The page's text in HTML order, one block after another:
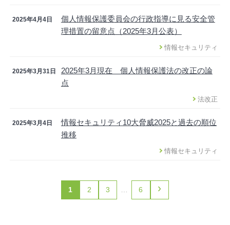
2025年4月4日
個人情報保護委員会の行政指導に見る安全管
理措置の留意点（2025年3月公表）
情報セキュリティ
2025年3月31日
2025年3月現在 個人情報保護法の改正の論
点
法改正
2025年3月4日
情報セキュリティ10大脅威2025と過去の順位
推移
情報セキュリティ
1 2 3 … 6 ›